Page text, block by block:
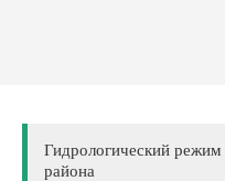
Гидрологический режим
района